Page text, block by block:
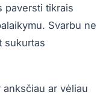
paversti tikrais
Svarbu ne
sukurtas
ar vėliau